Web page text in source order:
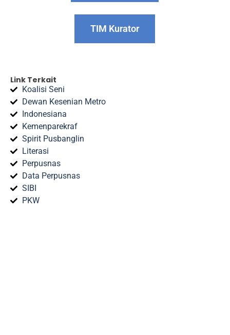
TIM Kurator
Link Terkait
Koalisi Seni
Dewan Kesenian Metro
Indonesiana
Kemenparekraf
Spirit Pusbanglin
Literasi
Perpusnas
Data Perpusnas
SIBI
PKW